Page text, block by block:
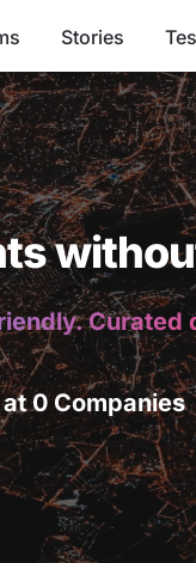
Stories
Curated
0 Companies